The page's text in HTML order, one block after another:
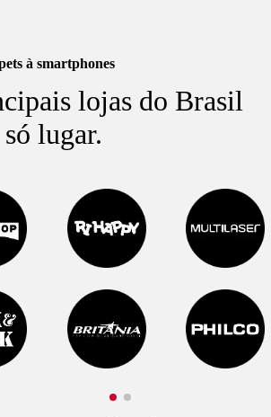
à smartphones
lojas do Brasil
lugar.